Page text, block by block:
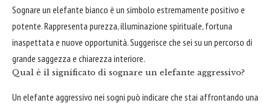
Sognare un elefante bianco è un simbolo estremamente positivo e
potente. Rappresenta purezza, illuminazione spirituale, fortuna
inaspettata e nuove opportunità. Suggerisce che sei su un percorso di
grande saggezza e chiarezza interiore.
Qual è il significato di sognare un elefante aggressivo?
Un elefante aggressivo nei sogni può indicare che stai affrontando una